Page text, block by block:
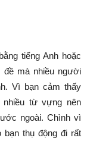
tiếng Anh hoặc
mà nhiều người
Vì bạn cảm thấy
nhiều từ vựng nên
ngoài. Chình vì
bạn thụ động đi rất